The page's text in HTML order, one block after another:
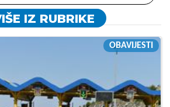
IZ RUBRIKE
OBAVIJESTI